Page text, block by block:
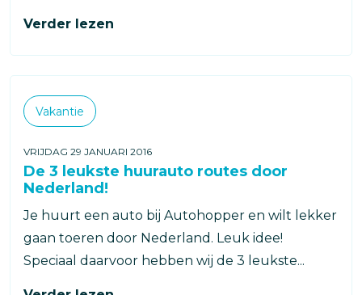
Verder lezen
Categorieën
Vakantie
VRIJDAG 29 JANUARI 2016
De 3 leukste huurauto routes door
Nederland!
Je huurt een auto bij Autohopper en wilt lekker
gaan toeren door Nederland. Leuk idee!
Speciaal daarvoor hebben wij de 3 leukste...